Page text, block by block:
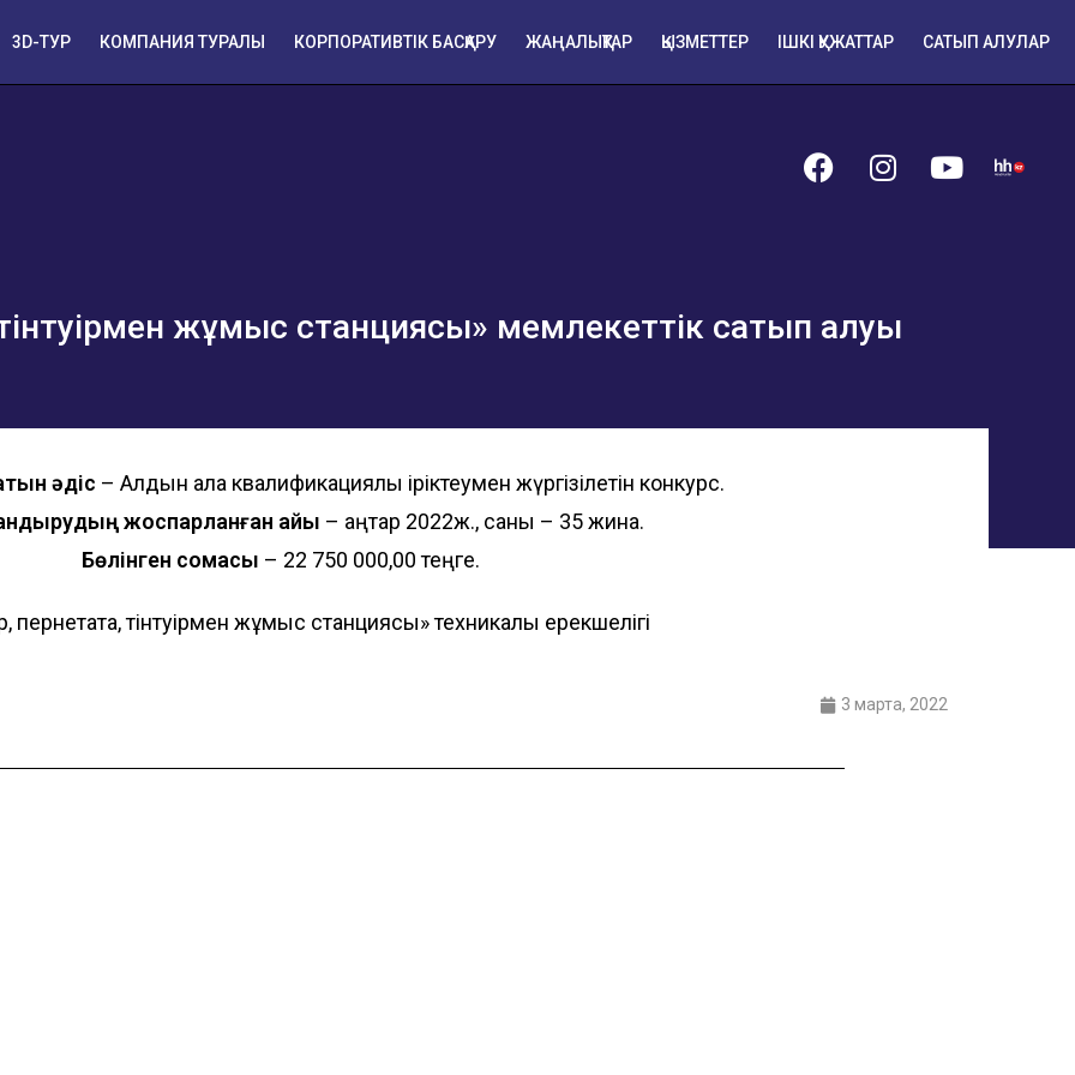
3D-ТУР КОМПАНИЯ ТУРАЛЫ КОРПОРАТИВТІК БАСҚАРУ ЖАҢАЛЫҚТАР ҚЫЗМЕТТЕР ІШКІ ҚУЖАТТАР САТЫП АЛУЛАР
жұмыс станциясы» мемлекеттік сатып алуы
әдіс – Алдын ала квалификациялық іріктеумен жүргізілетін конкурс.
жоспарланған айы – қаңтар 2022ж., саны – 35 жинақ.
Бөлінген сомасы – 22 750 000,00 теңге.
пернетақта, тінтуірмен жұмыс станциясы» техникалық ерекшелігі
3 марта, 2022